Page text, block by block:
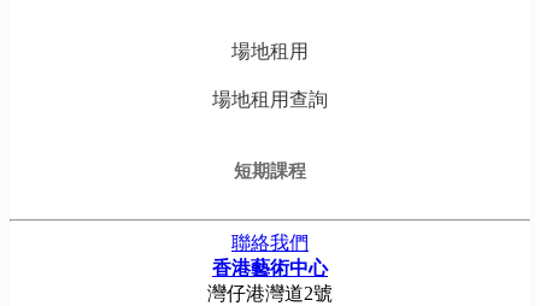
場地租用
場地租用查詢
短期課程
聯絡我們
香港藝術中心
灣仔港灣道2號